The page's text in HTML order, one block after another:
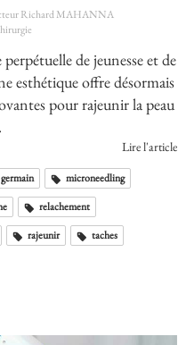
Richard MAHANNA
de jeunesse et de
esthétique offre désormais
pour rajeunir la peau
Lire l'article
microneedling
relachement
rajeunir taches